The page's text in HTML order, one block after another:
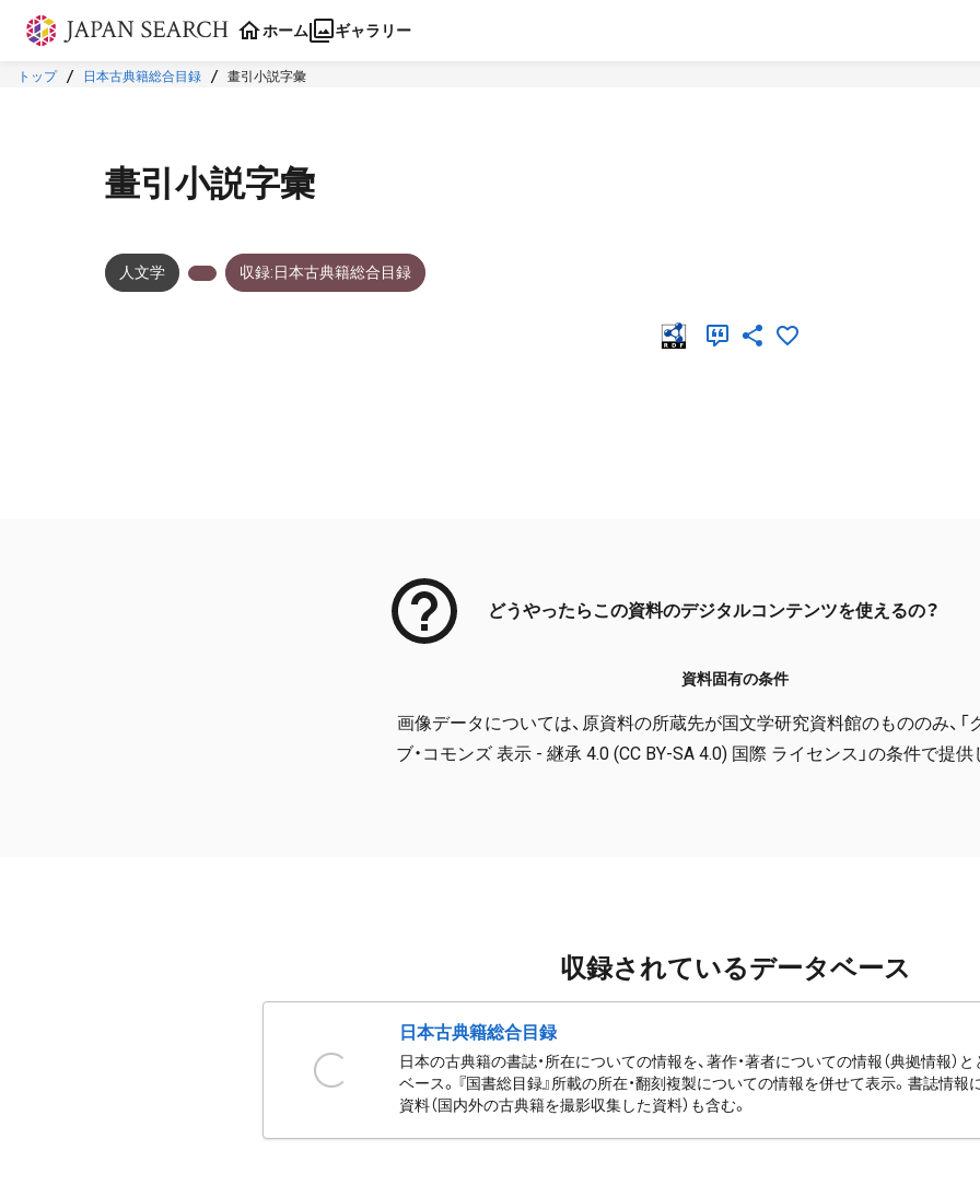
本文に飛ぶ
ホーム ギャラリー
トップ 日本古典籍総合目録 畫引小説字彙
畫引小説字彙
人文学 収録:日本古典籍総合目録
どうやったらこの資料のデジタルコンテンツを使えるの？
資料固有の条件
画像データについては、原資料の所蔵先が国文学研究資料館のもののみ、「
ブ・コモンズ 表示 - 継承 4.0 (CC BY-SA 4.0) 国際 ライセンス」の条件で提供
収録されているデータベース
日本古典籍総合目録
日本の古典籍の書誌・所在についての情報を、著作・著者についての情報（典拠情報）
ベース。『国書総目録』所載の所在・翻刻複製についての情報を併せて表示。書誌情報
資料（国内外の古典籍を撮影収集した資料）も含む。